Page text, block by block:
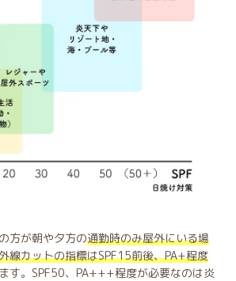
方が朝や夕方の通勤時のみ屋外にいる場
線カットの指標はSPF15前後、PA+程度
す。SPF50、PA+++程度が必要なのは炎